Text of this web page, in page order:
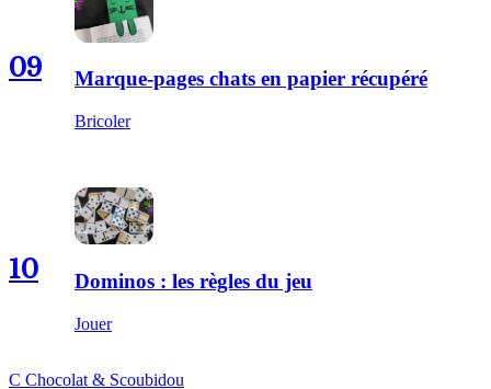
09 Marque-pages chats en papier récupéré
Bricoler
10 Dominos : les règles du jeu
Jouer
C Chocolat & Scoubidou